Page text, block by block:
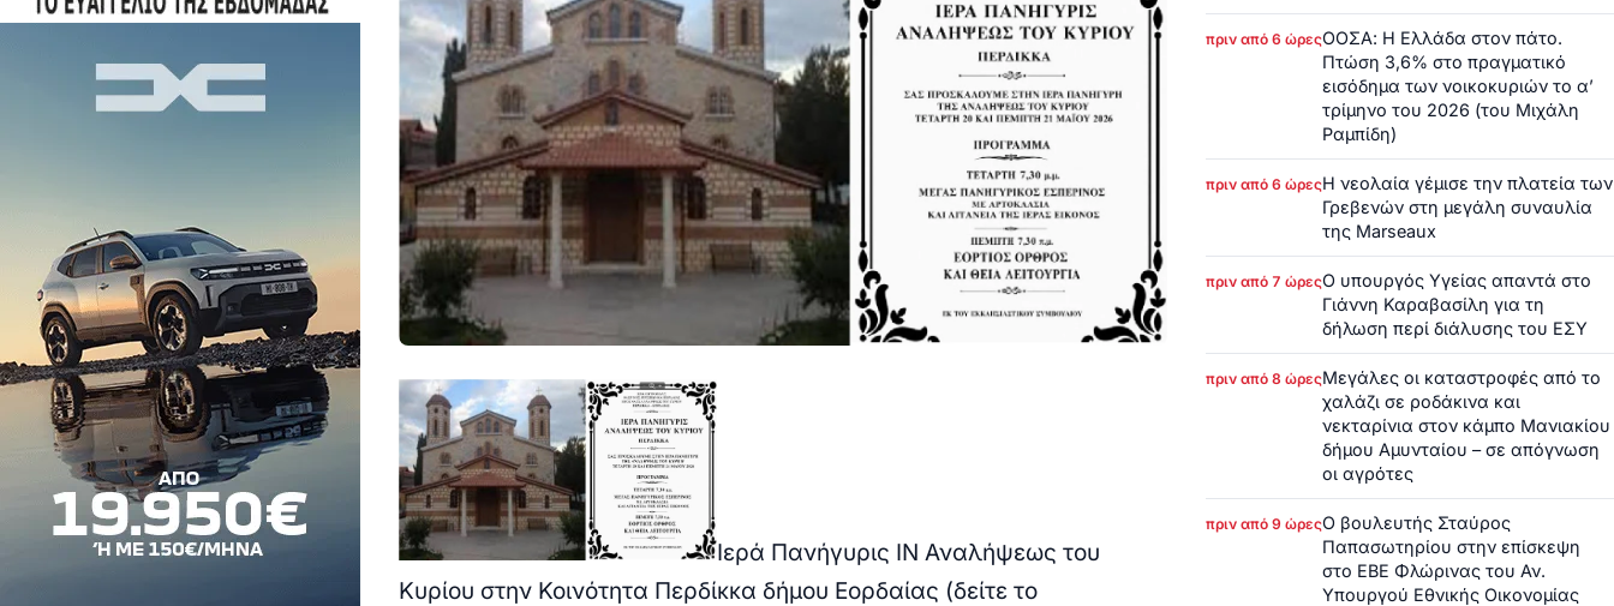
Ιερά Πανήγυρις ΙΝ Αναλήψεως του
Κυρίου στην Κοινότητα Περδίκκα δήμου Εορδαίας (δείτε το
πριν από 6 ώρεςΟΟΣΑ: Η Ελλάδα στον πάτο.
Πτώση 3,6% στο πραγματικό
εισόδημα των νοικοκυριών το α’
τρίμηνο του 2026 (του Μιχάλη
Ραμπίδη)
πριν από 6 ώρεςΗ νεολαία γέμισε την πλατεία των
Γρεβενών στη μεγάλη συναυλία
της Marseaux
πριν από 7 ώρεςΟ υπουργός Υγείας απαντά στο
Γιάννη Καραβασίλη για τη
δήλωση περί διάλυσης του ΕΣΥ
πριν από 8 ώρεςΜεγάλες οι καταστροφές από το
χαλάζι σε ροδάκινα και
νεκταρίνια στον κάμπο Μανιακίου
δήμου Αμυνταίου – σε απόγνωση
οι αγρότες
πριν από 9 ώρεςΟ βουλευτής Σταύρος
Παπασωτηρίου στην επίσκεψη
στο ΕΒΕ Φλώρινας του Αν.
Υπουργού Εθνικής Οικονομίας